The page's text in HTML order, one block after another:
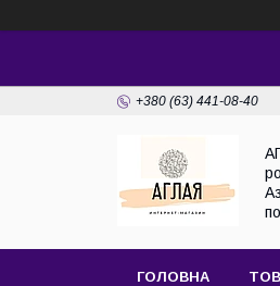
+380 (63) 441-08-40
ГОЛОВНА